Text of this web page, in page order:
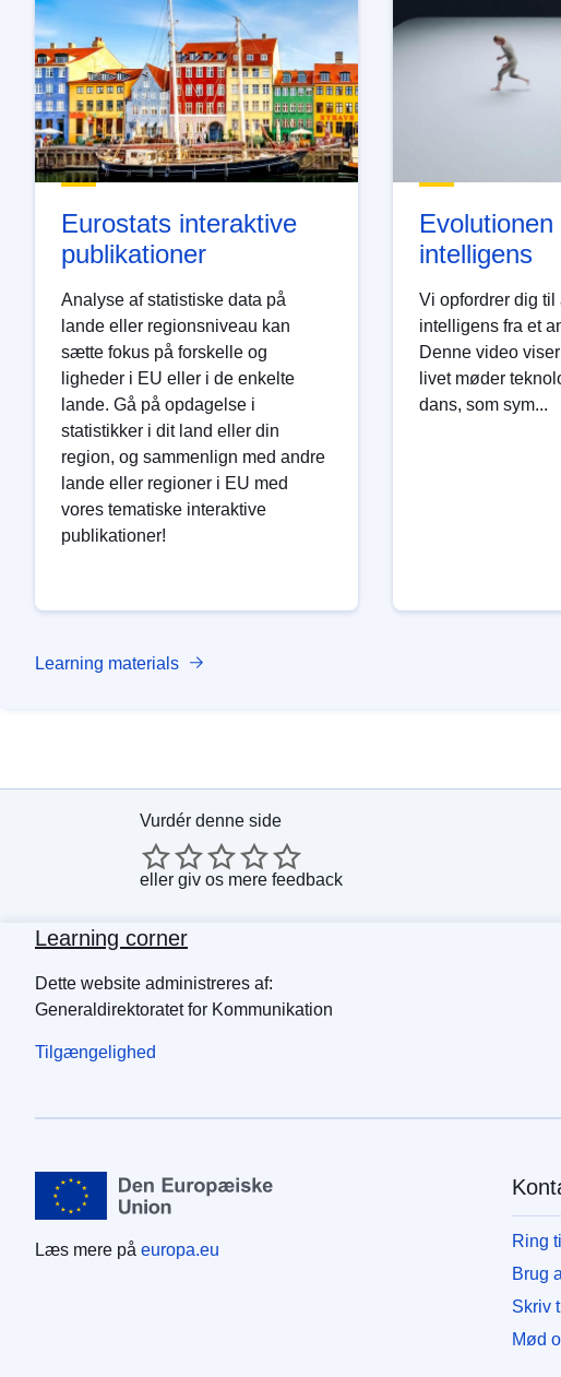
Eurostats interaktive
publikationer
Analyse af statistiske data på
lande eller regionsniveau kan
sætte fokus på forskelle og
ligheder i EU eller i de enkelte
lande. Gå på opdagelse i
statistikker i dit land eller din
region, og sammenlign med andre
lande eller regioner i EU med
vores tematiske interaktive
publikationer!
intelligens
Vi opfordrer dig til
intelligens fra et
Denne video
livet møder
dans, som sym...
Learning materials
Vurdér denne side
eller giv os mere feedback
Learning corner
Dette website administreres af:
Generaldirektoratet for Kommunikation
Tilgængelighed
Læs mere på europa.eu
Ring
Brug
Skriv
Mød